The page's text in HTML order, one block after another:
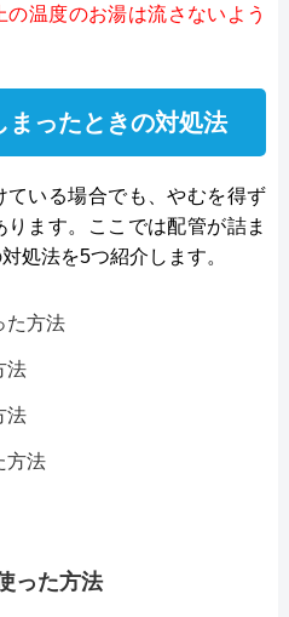
温度のお湯は流さないよう
まったときの対処法
いる場合でも、やむを得ず
ます。ここでは配管が詰ま
処法を5つ紹介します。
た方法
法
法
方法
った方法